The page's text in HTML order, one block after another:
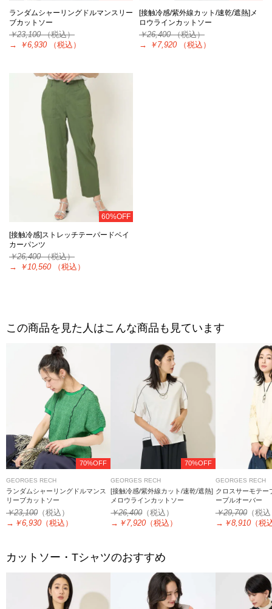
ランダムシャーリングドルマンスリー
ブカットソー
￥23,100（税込）
→
￥6,930 （税込）
[接触冷感/紫外線カット/速乾/遮熱]メ
ロウラインカットソー
￥26,400（税込）
→
￥7,920 （税込）
60%OFF
[接触冷感]ストレッチテーパードベイ
カーパンツ
￥26,400（税込）
→
￥10,560 （税込）
この商品を見た人はこんな商品も見ています
70%OFF
GEORGES RECH
ランダムシャーリングドルマンス
リーブカットソー
￥23,100 （税込）
→ ￥6,930 （税込）
70%OFF
GEORGES RECH
[接触冷感/紫外線カット/速乾/遮熱]
メロウラインカットソー
￥26,400（税込）
→ ￥7,920 （税込）
GEORGES RECH
クロスサーモテー
ープルオーバー
￥29,700（税
→ ￥8,910（税
カットソー・Tシャツのおすすめ